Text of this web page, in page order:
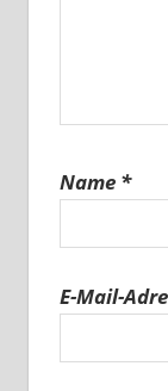
Name *
E-Mail-